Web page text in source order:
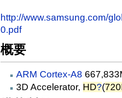
http://www.samsung.com/
0.pdf
概要
ARM Cortex-A8
3D Accelerator, HD?(